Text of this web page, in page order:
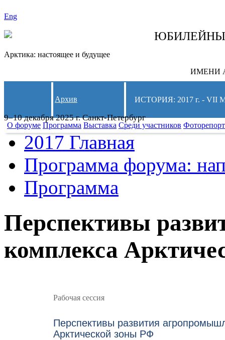
Eng
Арктика: настоящее и будущее
ИМЕНИ
9–10 декабря 2025 г. Санкт-Петербург
Архив ИСТОРИЯ: 2017 г. -
О форуме Программа Выставка Среди участников
2017 Главная
Программа форума:
Программа
Перспективы
комплекса
Рабочая сессия
Перспективы развития
Арктической зоны РФ